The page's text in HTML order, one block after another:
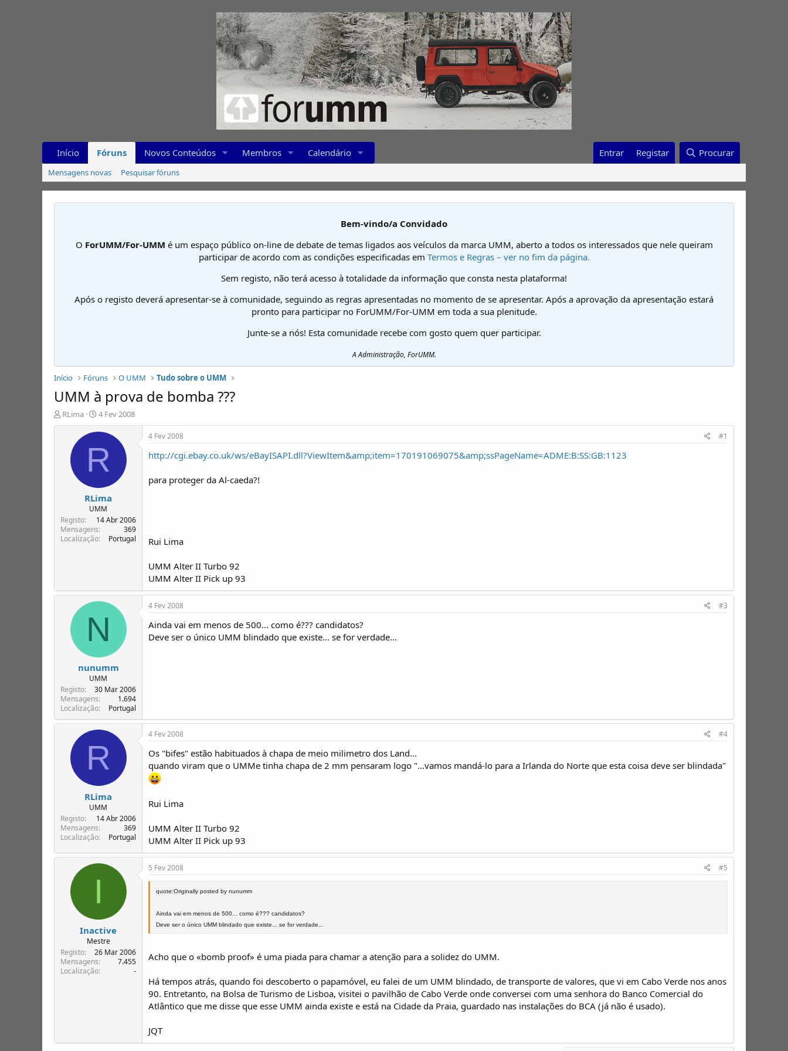
Início Fóruns Novos Conteúdos Membros Calendário Entrar Registar Procurar
Mensagens novas Pesquisar fóruns
Bem-vindo/a Convidado
O ForUMM/For-UMM é um espaço público on-line de debate de temas ligados aos veículos da marca UMM, aberto a todos os interessados que nele queiram
participar de acordo com as condições especificadas em Termos e Regras – ver no fim da página.
Sem registo, não terá acesso à totalidade da informação que consta nesta plataforma!
Após o registo deverá apresentar-se à comunidade, seguindo as regras apresentadas no momento de se apresentar. Após a aprovação da apresentação estará
pronto para participar no ForUMM/For-UMM em toda a sua plenitude.
Junte-se a nós! Esta comunidade recebe com gosto quem quer participar.
A Administração, ForUMM.
Início Fóruns O UMM Tudo sobre o UMM
UMM à prova de bomba ???
I
n
e
T
ó
s
RLima
D
a
t
e
n
í
c
i
o
4 Fev 2008
R
RLima
UMM
Registo
14 Abr 2006
Mensagens
369
Localização
Portugal
4 Fev 2008 #1
http://cgi.ebay.co.uk/ws/eBayISAPI.dll?ViewItem&amp;item=170191069075&amp;ssPageName=ADME:B:SS:GB:1123
para proteger da Al-caeda?!
Rui Lima
UMM Alter II Turbo 92
UMM Alter II Pick up 93
N
nunumm
UMM
Registo
30 Mar 2006
Mensagens
1.694
Localização
Portugal
4 Fev 2008 #3
Ainda vai em menos de 500... como é??? candidatos?
Deve ser o único UMM blindado que existe... se for verdade...
R
RLima
UMM
Registo
14 Abr 2006
Mensagens
369
Localização
Portugal
4 Fev 2008 #4
Os "bifes" estão habituados à chapa de meio milimetro dos Land...
quando viram que o UMMe tinha chapa de 2 mm pensaram logo "...vamos mandá-lo para a Irlanda do Norte que esta coisa deve ser blindada"
Rui Lima
UMM Alter II Turbo 92
UMM Alter II Pick up 93
I
Inactive
Mestre
Registo
26 Mar 2006
Mensagens
7.455
Localização
-
5 Fev 2008 #5
quote:Originally posted by nunumm
Ainda vai em menos de 500... como é??? candidatos?
Deve ser o único UMM blindado que existe... se for verdade...
Acho que o «bomb proof» é uma piada para chamar a atenção para a solidez do UMM.
Há tempos atrás, quando foi descoberto o papamóvel, eu falei de um UMM blindado, de transporte de valores, que vi em Cabo Verde nos anos
90. Entretanto, na Bolsa de Turismo de Lisboa, visitei o pavilhão de Cabo Verde onde conversei com uma senhora do Banco Comercial do
Atlântico que me disse que esse UMM ainda existe e está na Cidade da Praia, guardado nas instalações do BCA (já não é usado).
JQT